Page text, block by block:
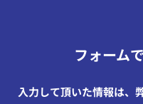
フォーム
入力して頂いた情報は、